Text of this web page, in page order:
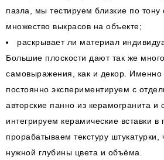
пазла, мы тестируем близкие по
множество выкрасов на объекте;
раскрывает ли материал
Большие плоскости дают так же
самовыражения, как и декор.
постоянно экспериментируем с
авторские панно из керамогранита и
интегрируем керамические вставки в
прорабатываем текстуру штукатурки,
нужной глубины цвета и объёма.